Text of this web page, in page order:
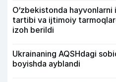
O‘zbekistonda
tartibi va ijtimoiy
izoh berildi
Ukrainaning AQSHdagi
boyishda ayblandi